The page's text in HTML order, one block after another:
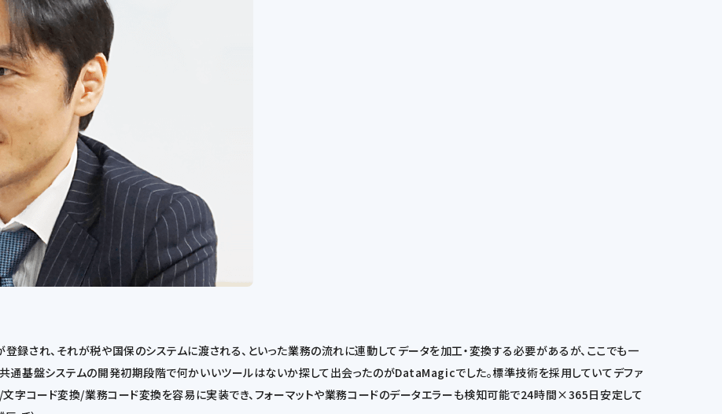
録され、それが税や国保のシステムに渡される、といった業務の流れに連動してデータを加工・変換する必要があるが、ここでも一
通基盤システムの開発初期段階で何かいいツールはないか探して出会ったのがDataMagicでした。標準技術を採用していてデファ
/文字コード変換/業務コード変換を容易に実装でき、フォーマットや業務コードのデータエラーも検知可能で24時間×365日安定して